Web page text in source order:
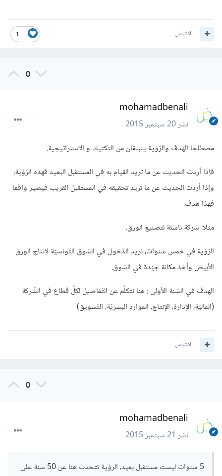
1 اقتباس
0
mohamadbenali
نشر20 سبتمبر 2015
مصطلحا الهدف والرّؤية ينبثقان من التكتيك و الاستراتيجية.
فإذا أردت الحديث عن ما تريد القيام به في المستقبل البعيد فهذه الرّؤية،
وإذا أردت الحديث عن ما تريد تحقيقه في المستقبل القريب فيصير واقعا
فهذا هدف.
مثلا: شركة ناشئة لتصنيع الورق.
الرّؤية في خمس سنوات، نريد الدّخول في السّوق التّونسيّة لإنتاج الورق
الأبيض وأخذ مكانة جيّدة في السّوق.
الهدف في السّنة الأولى : هنا نتكلّم عن التّفاصيل لكلّ قطاع في الشّركة
(الماليّة، الإدارة، الإنتاج، الموارد البشريّة، التّسويق)
اقتباس
0
mohamadbenali
نشر21 سبتمبر 2015
5 سنوات ليست مستقبل بعيد، الرؤية تتحدث هنا عن 50 سنة على